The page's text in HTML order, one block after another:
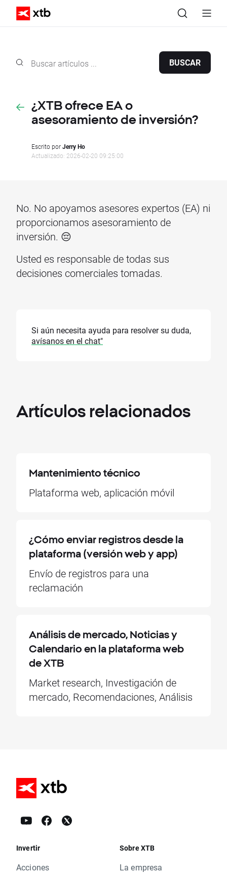
BUSCAR
¿XTB ofrece EA o
asesoramiento de inversión?
Escrito porJerry Ho
Actualizado: 2026-02-20 09:25:00
No. No apoyamos asesores expertos (EA) ni
proporcionamos asesoramiento de
inversión. 😔
Usted es responsable de todas sus
decisiones comerciales tomadas.
Si aún necesita ayuda para resolver su duda,
avísanos en el chat"
Artículos relacionados
Mantenimiento técnico
Plataforma web, aplicación móvil
¿Cómo enviar registros desde la
plataforma (versión web y app)
Envío de registros para una
reclamación
Análisis de mercado, Noticias y
Calendario en la plataforma web
de XTB
Market research, Investigación de
mercado, Recomendaciones, Análisis
Invertir
Acciones
Sobre XTB
La empresa